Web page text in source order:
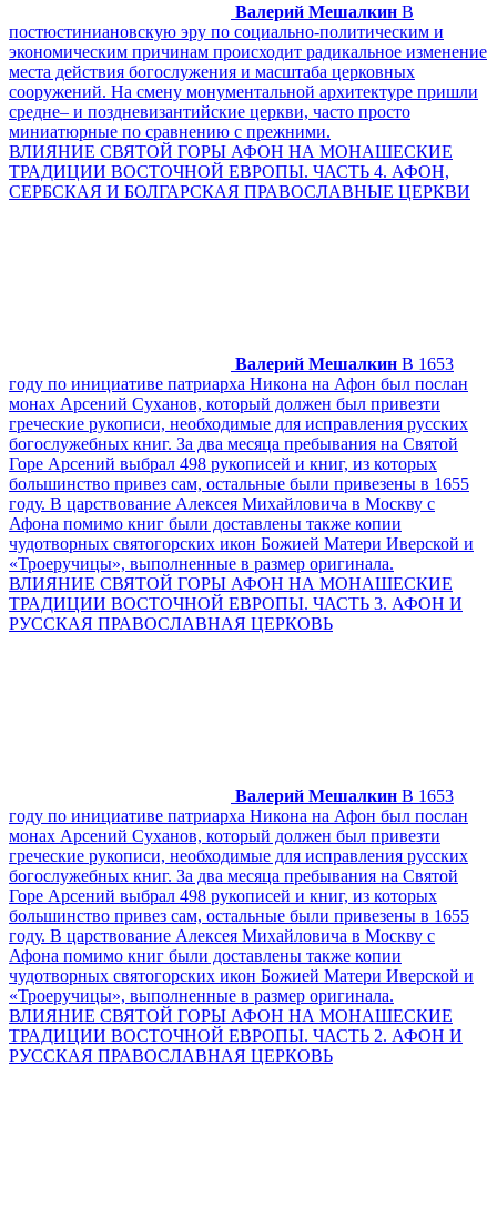
Валерий Мешалкин В
постюстиниановскую эру по социально-политическим и
экономическим причинам происходит радикальное изменение
места действия богослужения и масштаба церковных
сооружений. На смену монументальной архитектуре пришли
средне– и поздневизантийские церкви, часто просто
миниатюрные по сравнению с прежними.
ВЛИЯНИЕ СВЯТОЙ ГОРЫ АФОН НА МОНАШЕСКИЕ
ТРАДИЦИИ ВОСТОЧНОЙ ЕВРОПЫ. ЧАСТЬ 4. АФОН,
СЕРБСКАЯ И БОЛГАРСКАЯ ПРАВОСЛАВНЫЕ ЦЕРКВИ
Валерий Мешалкин В 1653
году по инициативе патриарха Никона на Афон был послан
монах Арсений Суханов, который должен был привезти
греческие рукописи, необходимые для исправления русских
богослужебных книг. За два месяца пребывания на Святой
Горе Арсений выбрал 498 рукописей и книг, из которых
большинство привез сам, остальные были привезены в 1655
году. В царствование Алексея Михайловича в Москву с
Афона помимо книг были доставлены также копии
чудотворных святогорских икон Божией Матери Иверской и
«Троеручицы», выполненные в размер оригинала.
ВЛИЯНИЕ СВЯТОЙ ГОРЫ АФОН НА МОНАШЕСКИЕ
ТРАДИЦИИ ВОСТОЧНОЙ ЕВРОПЫ. ЧАСТЬ 3. АФОН И
РУССКАЯ ПРАВОСЛАВНАЯ ЦЕРКОВЬ
Валерий Мешалкин В 1653
году по инициативе патриарха Никона на Афон был послан
монах Арсений Суханов, который должен был привезти
греческие рукописи, необходимые для исправления русских
богослужебных книг. За два месяца пребывания на Святой
Горе Арсений выбрал 498 рукописей и книг, из которых
большинство привез сам, остальные были привезены в 1655
году. В царствование Алексея Михайловича в Москву с
Афона помимо книг были доставлены также копии
чудотворных святогорских икон Божией Матери Иверской и
«Троеручицы», выполненные в размер оригинала.
ВЛИЯНИЕ СВЯТОЙ ГОРЫ АФОН НА МОНАШЕСКИЕ
ТРАДИЦИИ ВОСТОЧНОЙ ЕВРОПЫ. ЧАСТЬ 2. АФОН И
РУССКАЯ ПРАВОСЛАВНАЯ ЦЕРКОВЬ